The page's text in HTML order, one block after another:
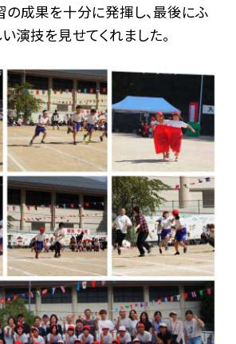
成果を十分に発揮し、最後にふ
演技を見せてくれました。